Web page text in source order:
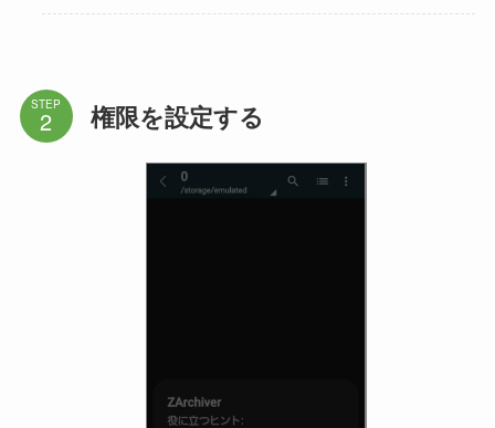
STEP 権限を設定する